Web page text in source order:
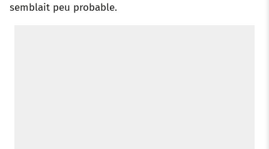
semblait peu probable.